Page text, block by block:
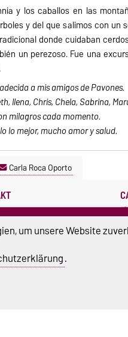
y los caballos en las
y del que salimos con un
donde cuidaban
un perezoso. Fue una
a mis amigos de Pavones.
Ilena, Chris, Chela, Sabrina,
milagros cada momento.
lo mejor, mucho amor y salud.
Carla Roca Oporto
Guericke-Universität
67-56516
um unsere Website
.